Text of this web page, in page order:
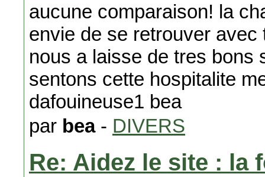
aucune comparaison! la
envie de se retrouver
nous a laisse de tres bons
sentons cette hospitalite
dafouineuse1 bea
par bea- DIVERS
Re: Aidez le site : la